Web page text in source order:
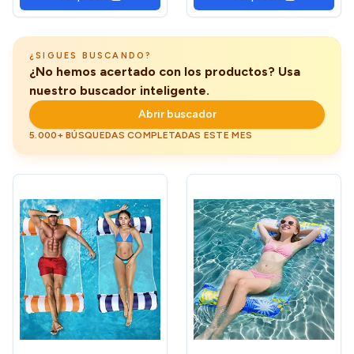
¿SIGUES BUSCANDO?
¿No hemos acertado con los productos? Usa
nuestro buscador inteligente.
Abrir buscador
5.000+ BÚSQUEDAS COMPLETADAS ESTE MES